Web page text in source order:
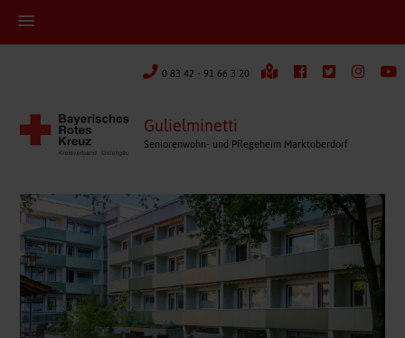
0 83 42 - 91 66 3 20
Gulielminetti
Seniorenwohn- und Pflegeheim Marktoberdorf